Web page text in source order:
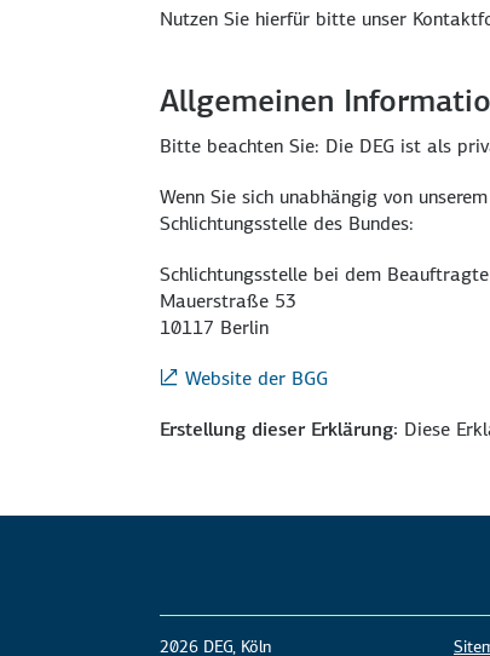
Nutzen Sie hierfür bitte unser
Allgemeinen
Bitte beachten Sie: Die DEG ist als
Wenn Sie sich unabhängig von
Schlichtungsstelle des Bundes:
Schlichtungsstelle bei dem
Mauerstraße 53
10117 Berlin
Website der BGG
Erstellung dieser Erklärung: Diese
2026 DEG, Köln